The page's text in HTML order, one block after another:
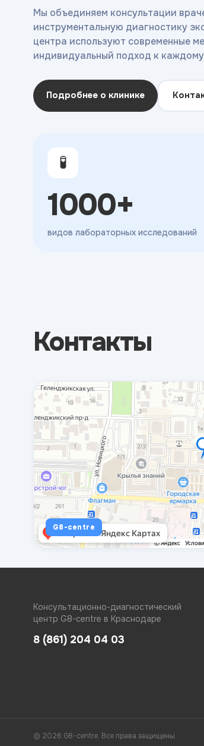
Мы объединяем консультации
инструментальную диагностику
центра используют современные
индивидуальный подход к
Подробнее о клинике
🧪
1000+
видов лабораторных исследований
Контакты
G8-centre
Консультационно-диагностический
центр G8-centre в Краснодаре
8 (861) 204 04 03
© 2026 G8-centre. Все права защищены.